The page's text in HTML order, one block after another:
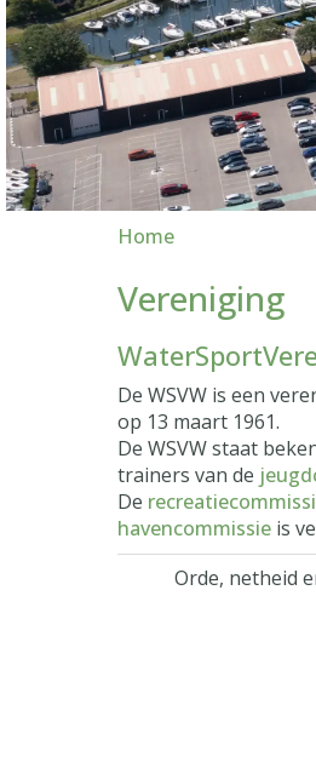
Home
Vereniging
De WSVW is een
op 13 maart 1961.
De WSVW staat
trainers van de
De
havencommissie is
Orde, netheid